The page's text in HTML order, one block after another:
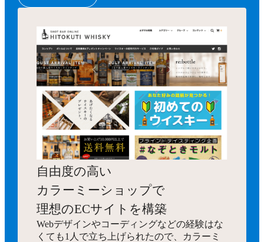
自由度の高い
カラーミーショップで
理想のECサイトを構築
Webデザインやコーディングなどの経験はな
くても1人で立ち上げられたので、カラーミ